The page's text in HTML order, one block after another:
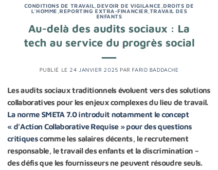
CONDITIONS DE TRAVAIL ,DEVOIR DE VIGILANCE ,DROITS DE
L'HOMME ,REPORTING EXTRA-FINANCIER TRAVAIL DES
ENFANTS
Au-delà des audits sociaux : La
tech au service du progrès social
PUBLIÉ LE 24 JANVIER 2025 PAR FARID BADDACHE
Les audits sociaux traditionnels évoluent vers des solutions
collaboratives pour les enjeux complexes du lieu de travail.
La norme SMETA 7.0 introduit notamment le concept
« d’Action Collaborative Requise » pour des questions
critiquescomme les salaires décents, le recrutement
responsable, le travail des enfants et la discrimination –
des défis que les fournisseurs ne peuvent résoudre seuls.